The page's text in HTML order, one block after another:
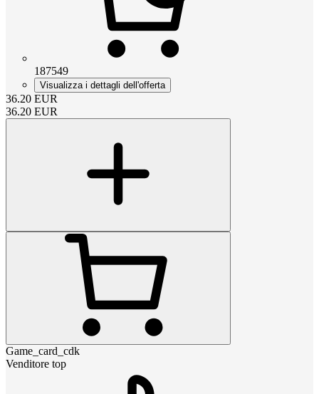
187549
Visualizza i dettagli dell'offerta
36.20 EUR
36.20 EUR
Game_card_cdk
Venditore top